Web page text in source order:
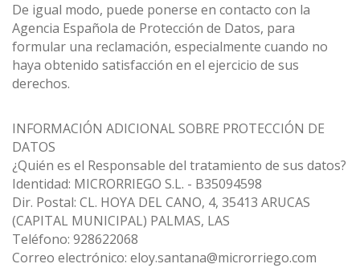
De igual modo, puede ponerse en contacto con la
Agencia Española de Protección de Datos, para
formular una reclamación, especialmente cuando no
haya obtenido satisfacción en el ejercicio de sus
derechos.
INFORMACIÓN ADICIONAL SOBRE PROTECCIÓN DE
DATOS
¿Quién es el Responsable del tratamiento de sus datos?
Identidad: MICRORRIEGO S.L. - B35094598
Dir. Postal: CL. HOYA DEL CANO, 4, 35413 ARUCAS
(CAPITAL MUNICIPAL) PALMAS, LAS
Teléfono: 928622068
Correo electrónico: eloy.santana@microrriego.com